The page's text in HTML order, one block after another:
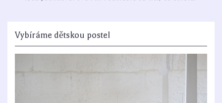
Vybíráme dětskou postel